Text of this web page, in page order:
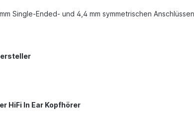
Single-Ended- und 4,4 mm symmetrischen
HiFi In Ear Kopfhörer